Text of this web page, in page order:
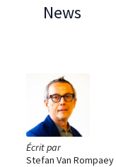
News
Écrit par
Stefan Van Rompaey